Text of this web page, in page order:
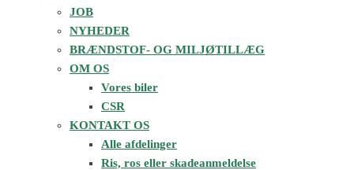
JOB
NYHEDER
BRÆNDSTOF- OG MILJØTILLÆG
OM OS
Vores biler
CSR
KONTAKT OS
Alle afdelinger
Ris, ros eller skadeanmeldelse